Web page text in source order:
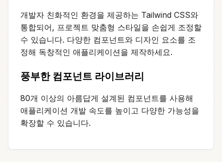
개발자 친화적인 환경을 제공하는 Tailwind CSS와
통합되어, 프로젝트 맞춤형 스타일을 손쉽게 조정할
수 있습니다. 다양한 컴포넌트와 디자인 요소를 조
정해 독창적인 애플리케이션을 제작하세요.
풍부한 컴포넌트 라이브러리
80개 이상의 아름답게 설계된 컴포넌트를 사용해
애플리케이션 개발 속도를 높이고 다양한 가능성을
확장할 수 있습니다.